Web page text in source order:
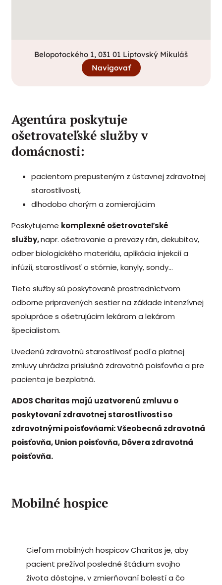
Belopotockého 1, 031 01 Liptovský Mikuláš
Navigovať
Agentúra poskytuje
ošetrovateľské služby v
domácnosti:
pacientom prepusteným z ústavnej zdravotnej
starostlivosti,
dlhodobo chorým a zomierajúcim
Poskytujeme komplexné ošetrovateľské
služby,napr. ošetrovanie a preväzy rán, dekubitov,
odber biologického materiálu, aplikácia injekcií a
infúzií, starostlivosť o stómie, kanyly, sondy…
Tieto služby sú poskytované prostredníctvom
odborne pripravených sestier na základe intenzívnej
spolupráce s ošetrujúcim lekárom a lekárom
špecialistom.
Uvedenú zdravotnú starostlivosť podľa platnej
zmluvy uhrádza príslušná zdravotná poisťovňa a pre
pacienta je bezplatná.
ADOS Charitas majú uzatvorenú zmluvu o
poskytovaní zdravotnej starostlivosti so
zdravotnými poisťovňami: Všeobecná zdravotná
poisťovňa, Union poisťovňa, Dôvera zdravotná
poisťovňa.
Mobilné hospice
Cieľom mobilných hospicov Charitas je, aby
pacient prežíval posledné štádium svojho
života dôstojne, v zmierňovaní bolestí a čo